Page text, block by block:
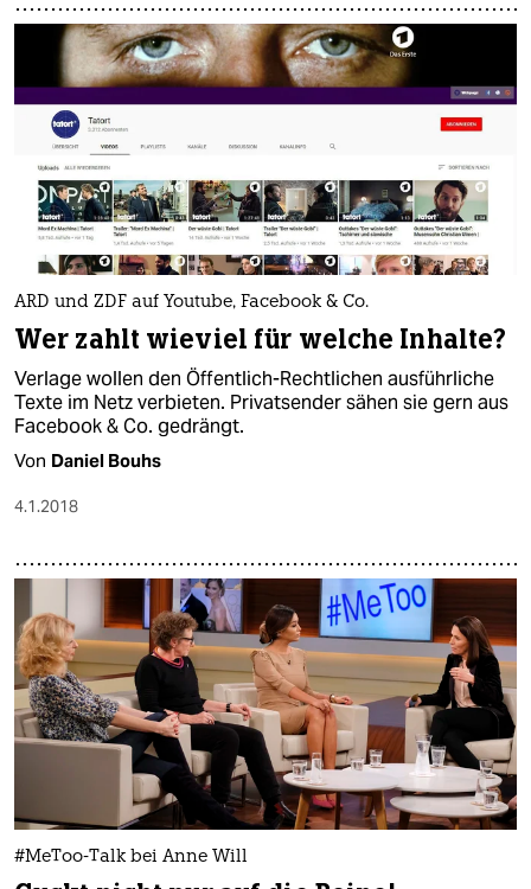
ARD und ZDF auf Youtube, Facebook & Co.
Wer zahlt wieviel für welche Inhalte?
Verlage wollen den Öffentlich-Rechtlichen ausführliche
Texte im Netz verbieten. Privatsender sähen sie gern aus
Facebook & Co. gedrängt.
Von Daniel Bouhs
4.1.2018
#MeToo-Talk bei Anne Will